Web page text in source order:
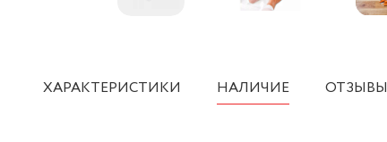
ХАРАКТЕРИСТИКИ НАЛИЧИЕ ОТЗЫВЫ